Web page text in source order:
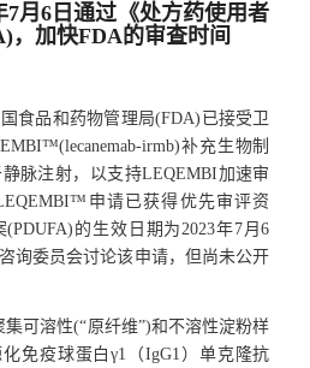
7月6日通过《处方药使用者
，加快FDA的审查时间
食品和药物管理局(FDA)已接受卫
irmb)补充生物制
脉注射，以支持LEQEMBI加速审
申请已获得优先审评资
的生效日期为2023年7月6
询委员会讨论该申请，但尚未公开
可溶性(“原纤维”)和不溶性淀粉样
免疫球蛋白γ1（IgG1）单克隆抗